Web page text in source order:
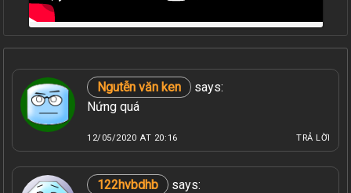
Ngutễn văn ken
says:
Nứng quá
12/05/2020 AT 20:16 TRẢ LỜI
122hvbdhb
says: